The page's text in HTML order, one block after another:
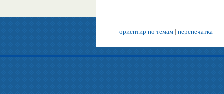
ориентир по темам | перепечатка